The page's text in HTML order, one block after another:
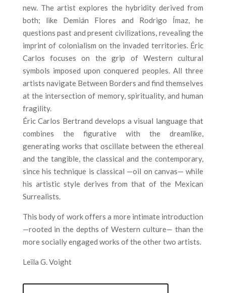
new. The artist explores the hybridity derived from
both; like Demián Flores and Rodrigo Ímaz, he
questions past and present civilizations, revealing the
imprint of colonialism on the invaded territories. Éric
Carlos focuses on the grip of Western cultural
symbols imposed upon conquered peoples. All three
artists navigate Between Borders and find themselves
at the intersection of memory, spirituality, and human
fragility.
Éric Carlos Bertrand develops a visual language that
combines the figurative with the dreamlike,
generating works that oscillate between the ethereal
and the tangible, the classical and the contemporary,
since his technique is classical —oil on canvas— while
his artistic style derives from that of the Mexican
Surrealists.
This body of work offers a more intimate introduction
—rooted in the depths of Western culture— than the
more socially engaged works of the other two artists.
Leïla G. Voight